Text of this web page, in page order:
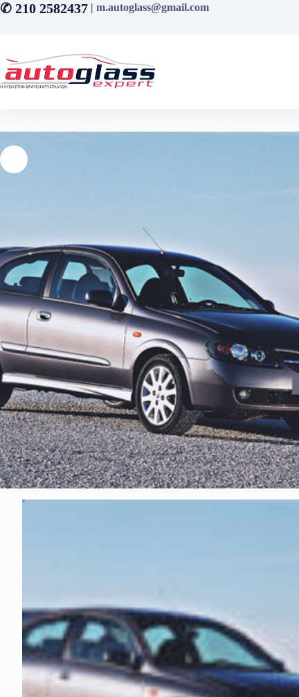
Μετάβαση
στο
✆ 210 2582437 | m.autoglass@gmail.com